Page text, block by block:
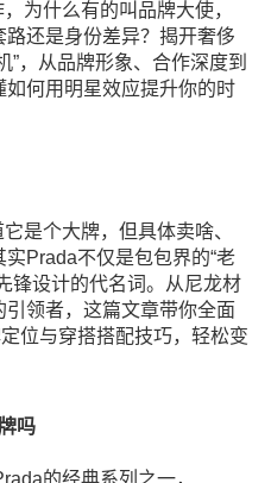
为什么有的叫品牌大使，
还是身份差异？揭开奢侈
”，从品牌形象、合作深度到
何用明星效应提升你的时
是个大牌，但具体卖啥、
Prada不仅是包包界的“老
锋设计的代名词。从尼龙材
领者，这篇文章带你全面
位与穿搭搭配技巧，轻松变
吗
的经典系列之一，